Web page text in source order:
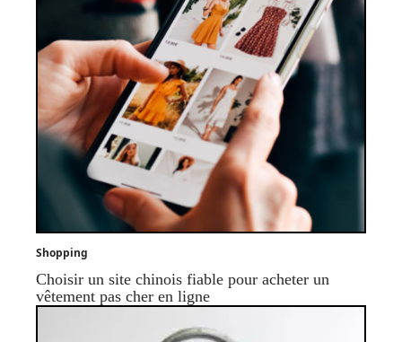
Shopping
Choisir un site chinois fiable pour acheter un
vêtement pas cher en ligne